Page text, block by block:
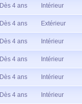
Dès 4 ans Intérieur
Dès 4 ans Extérieur
Dès 4 ans Intérieur
Dès 4 ans Intérieur
Dès 4 ans Intérieur
Dès 4 ans Intérieur